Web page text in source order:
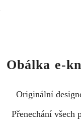
Obálka e-
Originální
Přenechání všech